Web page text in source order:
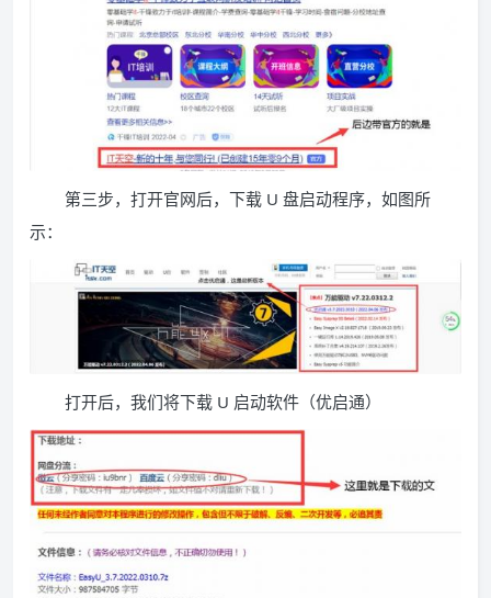
第三步，打开官网后，下载 U 盘启动程序，如图所
示：
打开后，我们将下载 U 启动软件（优启通）